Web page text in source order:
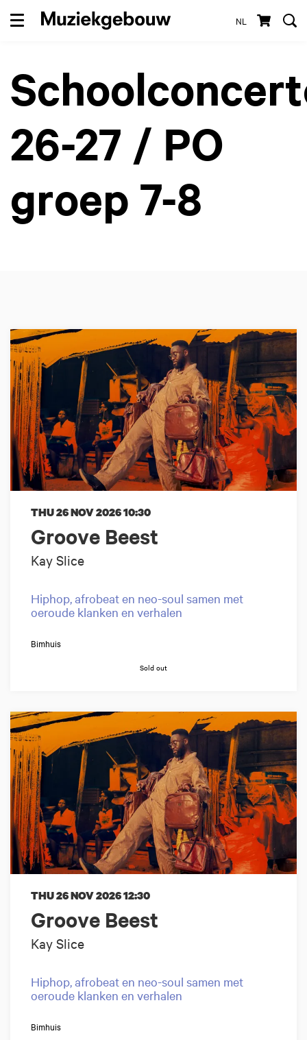
NL
Menu
26-27 / PO
groep 7-8
Groove Beest
Kay Slice
THU 26 NOV 202610:30
Hiphop, afrobeat en neo-soul samen met
oeroude klanken en verhalen
Bimhuis
Sold out
Groove Beest
Kay Slice
THU 26 NOV 202612:30
Hiphop, afrobeat en neo-soul samen met
oeroude klanken en verhalen
Bimhuis